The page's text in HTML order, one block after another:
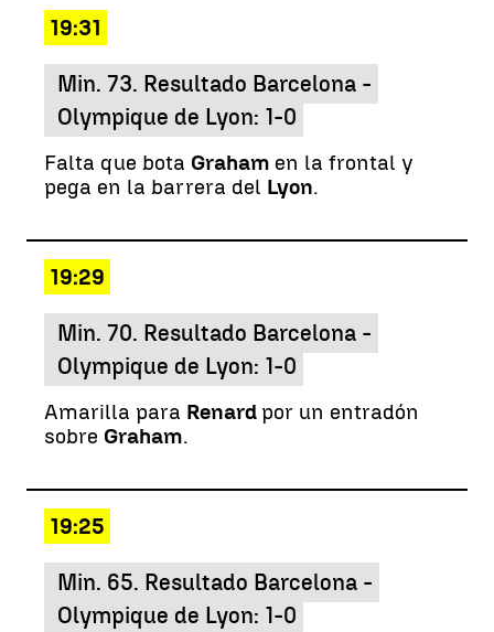
19:31
Min. 73. Resultado Barcelona -
Olympique de Lyon: 1-0
Falta que bota Graham en la frontal y
pega en la barrera del Lyon.
19:29
Min. 70. Resultado Barcelona -
Olympique de Lyon: 1-0
Amarilla para Renard por un entradón
sobre Graham.
19:25
Min. 65. Resultado Barcelona -
Olympique de Lyon: 1-0